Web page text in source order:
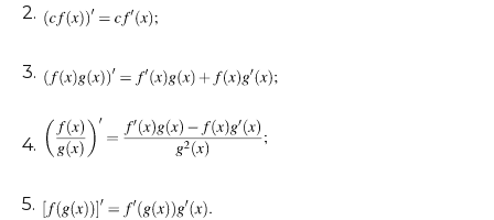
2.
3.
4.
5.